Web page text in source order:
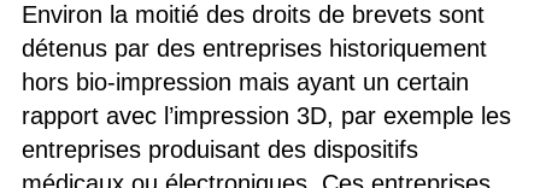
Environ la moitié des droits de brevets sont
détenus par des entreprises historiquement
hors bio-impression mais ayant un certain
rapport avec l’impression 3D, par exemple les
entreprises produisant des dispositifs